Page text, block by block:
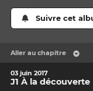
Suivre cet
Aller au chapitre
03 juin 2017
J1 À la découverte